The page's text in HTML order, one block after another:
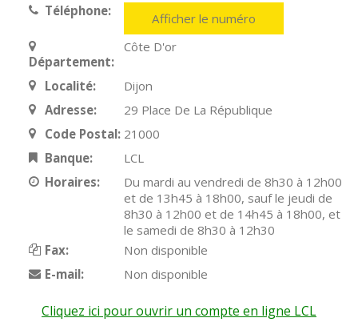
Téléphone: Afficher le numéro
Département:
Côte D'or
Localité:
Dijon
Adresse:
29 Place De La République
Code Postal: 21000
Banque:
LCL
Horaires:
Du mardi au vendredi de 8h30 à 12h00
et de 13h45 à 18h00, sauf le jeudi de
8h30 à 12h00 et de 14h45 à 18h00, et
le samedi de 8h30 à 12h30
Fax:
Non disponible
E-mail:
Non disponible
Cliquez ici pour ouvrir un compte en ligne LCL